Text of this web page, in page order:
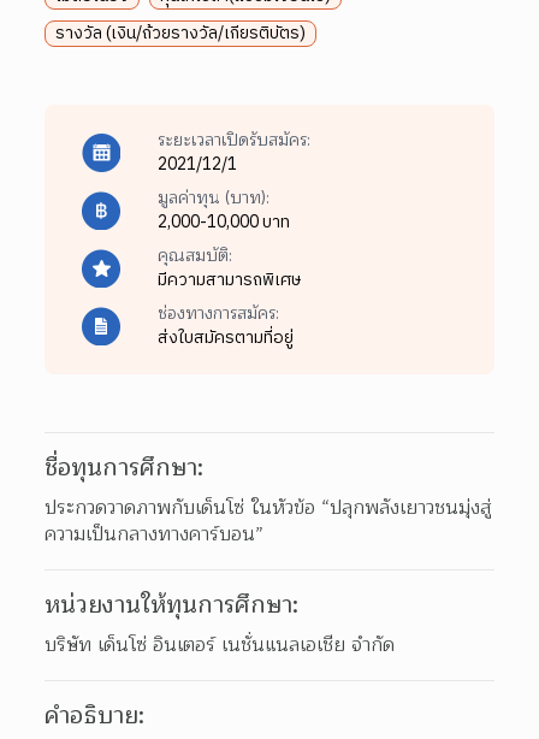
รางวัล (เงิน/ถ้วยรางวัล/เกียรติบัตร)
ระยะเวลาเปิดรับสมัคร:
2021/12/1
มูลค่าทุน (บาท):
2,000-10,000 บาท
คุณสมบัติ:
มีความสามารถพิเศษ
ช่องทางการสมัคร:
ส่งใบสมัครตามที่อยู่
ชื่อทุนการศึกษา:
ประกวดวาดภาพกับเด็นโซ่ ในหัวข้อ “ปลุกพลังเยาวชนมุ่งสู่
ความเป็นกลางทางคาร์บอน”
หน่วยงานให้ทุนการศึกษา:
บริษัท เด็นโซ่ อินเตอร์ เนชั่นแนลเอเชีย จำกัด
คำอธิบาย: